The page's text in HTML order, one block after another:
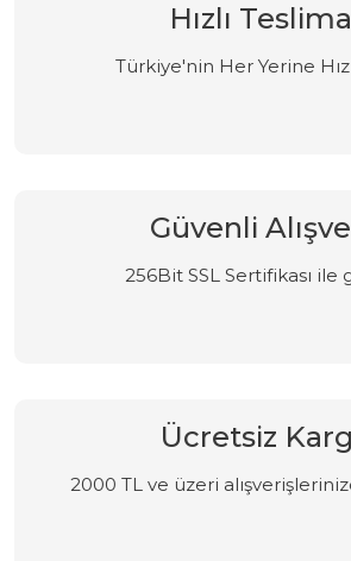
Hızlı
Türkiye'nin Her Yerine
Güvenli
256Bit SSL Sertifikası ile
Ücretsiz
2000 TL ve üzeri